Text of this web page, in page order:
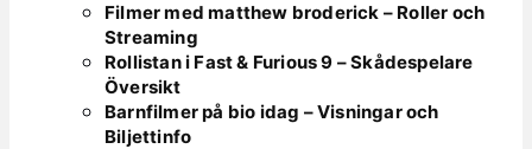
Filmer med matthew broderick – Roller och
Streaming
Rollistan i Fast & Furious 9 – Skådespelare
Översikt
Barnfilmer på bio idag – Visningar och
Biljettinfo